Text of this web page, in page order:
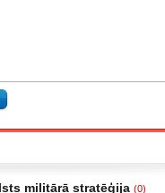
militārā stratēģija (0)